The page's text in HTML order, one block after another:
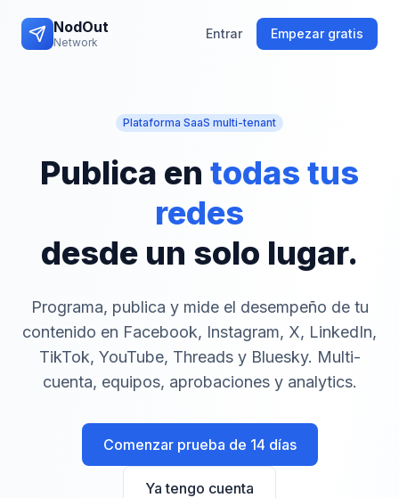
NodOut
Network
Entrar Empezar gratis
Plataforma SaaS multi-tenant
Publica en todas tus
redes
desde un solo lugar.
Programa, publica y mide el desempeño de tu
contenido en Facebook, Instagram, X, LinkedIn,
TikTok, YouTube, Threads y Bluesky. Multi-
cuenta, equipos, aprobaciones y analytics.
Comenzar prueba de 14 días
Ya tengo cuenta